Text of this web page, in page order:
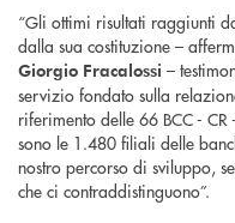
“Gli ottimi risultati raggiunti
dalla sua costituzione –
Giorgio Fracalossi –
servizio fondato sulla
riferimento delle 66 BCC -
sono le 1.480 filiali delle
nostro percorso di sviluppo,
che ci contraddistinguono”.